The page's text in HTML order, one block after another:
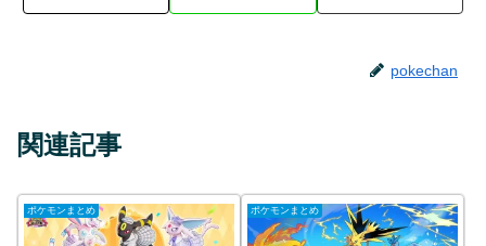
pokechan
関連記事
ポケモンまとめ ポケモンまとめ